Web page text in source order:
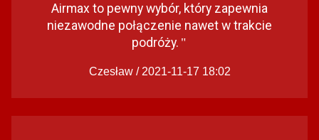
Airmax to pewny wybór, który zapewnia
niezawodne połączenie nawet w trakcie
podróży. "
Czesław / 2021-11-17 18:02